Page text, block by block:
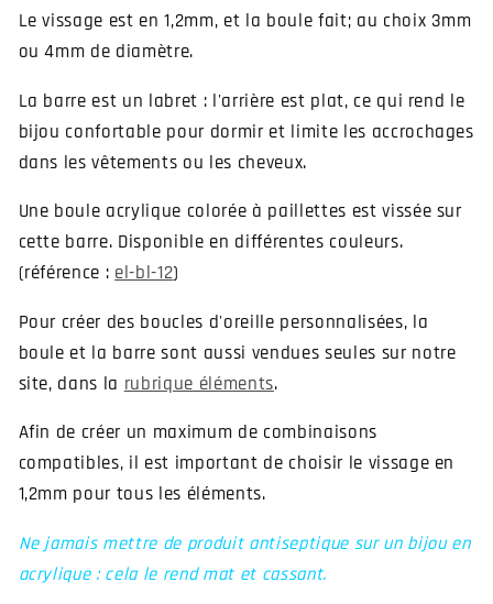
Le vissage est en 1,2mm, et la boule fait; au choix 3mm
ou 4mm de diamètre.
La barre est un labret : l'arrière est plat, ce qui rend le
bijou confortable pour dormir et limite les accrochages
dans les vêtements ou les cheveux.
Une boule acrylique colorée à paillettes est vissée sur
cette barre. Disponible en différentes couleurs.
(référence : el-bl-12)
Pour créer des boucles d'oreille personnalisées, la
boule et la barre sont aussi vendues seules sur notre
site, dans la rubrique éléments.
Afin de créer un maximum de combinaisons
compatibles, il est important de choisir le vissage en
1,2mm pour tous les éléments.
Ne jamais mettre de produit antiseptique sur un bijou en
acrylique : cela le rend mat et cassant.